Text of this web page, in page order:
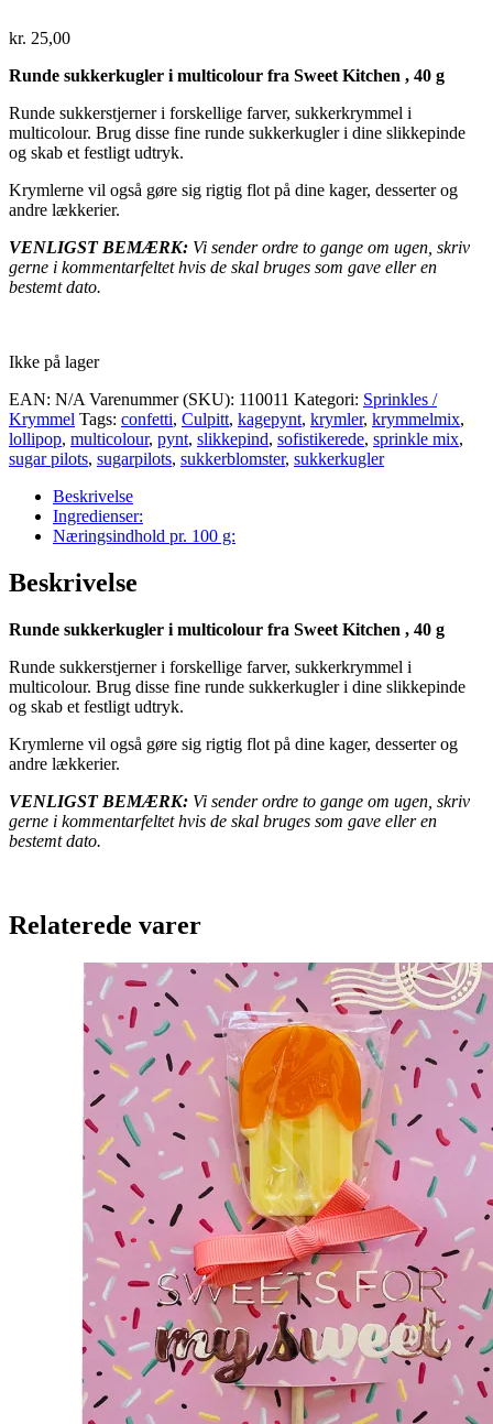
kr. 25,00
Runde sukkerkugler i multicolour fra Sweet Kitchen , 40 g
Runde sukkerstjerner i forskellige farver, sukkerkrymmel i
multicolour. Brug disse fine runde sukkerkugler i dine slikkepinde
og skab et festligt udtryk.
Krymlerne vil også gøre sig rigtig flot på dine kager, desserter og
andre lækkerier.
VENLIGST BEMÆRK: Vi sender ordre to gange om ugen, skriv
gerne i kommentarfeltet hvis de skal bruges som gave eller en
bestemt dato.
Ikke på lager
EAN: N/A Varenummer (SKU): 110011 Kategori: Sprinkles /
Krymmel Tags: confetti, Culpitt, kagepynt, krymler, krymmelmix,
lollipop, multicolour, pynt, slikkepind, sofistikerede, sprinkle mix,
sugar pilots, sugarpilots, sukkerblomster, sukkerkugler
Beskrivelse
Ingredienser:
Næringsindhold pr. 100 g:
Beskrivelse
Runde sukkerkugler i multicolour fra Sweet Kitchen , 40 g
Runde sukkerstjerner i forskellige farver, sukkerkrymmel i
multicolour. Brug disse fine runde sukkerkugler i dine slikkepinde
og skab et festligt udtryk.
Krymlerne vil også gøre sig rigtig flot på dine kager, desserter og
andre lækkerier.
VENLIGST BEMÆRK: Vi sender ordre to gange om ugen, skriv
gerne i kommentarfeltet hvis de skal bruges som gave eller en
bestemt dato.
Relaterede varer